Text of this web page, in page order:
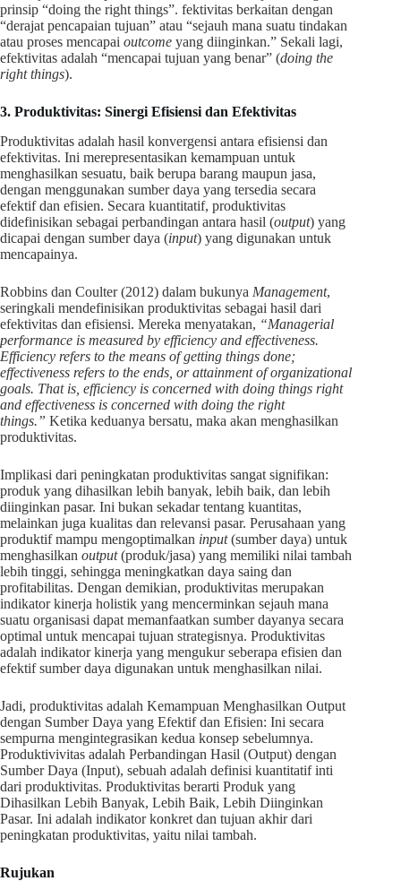
prinsip “doing the right things”. fektivitas berkaitan dengan
“derajat pencapaian tujuan” atau “sejauh mana suatu tindakan
atau proses mencapai outcome yang diinginkan.” Sekali lagi,
efektivitas adalah “mencapai tujuan yang benar” (doing the
right things).
3. Produktivitas: Sinergi Efisiensi dan Efektivitas
Produktivitas adalah hasil konvergensi antara efisiensi dan
efektivitas. Ini merepresentasikan kemampuan untuk
menghasilkan sesuatu, baik berupa barang maupun jasa,
dengan menggunakan sumber daya yang tersedia secara
efektif dan efisien. Secara kuantitatif, produktivitas
didefinisikan sebagai perbandingan antara hasil (output) yang
dicapai dengan sumber daya (input) yang digunakan untuk
mencapainya.
Robbins dan Coulter (2012) dalam bukunya Management,
seringkali mendefinisikan produktivitas sebagai hasil dari
efektivitas dan efisiensi. Mereka menyatakan, “Managerial
performance is measured by efficiency and effectiveness.
Efficiency refers to the means of getting things done;
effectiveness refers to the ends, or attainment of organizational
goals. That is, efficiency is concerned with doing things right
and effectiveness is concerned with doing the right
things.” Ketika keduanya bersatu, maka akan menghasilkan
produktivitas.
Implikasi dari peningkatan produktivitas sangat signifikan:
produk yang dihasilkan lebih banyak, lebih baik, dan lebih
diinginkan pasar. Ini bukan sekadar tentang kuantitas,
melainkan juga kualitas dan relevansi pasar. Perusahaan yang
produktif mampu mengoptimalkan input(sumber daya) untuk
menghasilkan output(produk/jasa) yang memiliki nilai tambah
lebih tinggi, sehingga meningkatkan daya saing dan
profitabilitas. Dengan demikian, produktivitas merupakan
indikator kinerja holistik yang mencerminkan sejauh mana
suatu organisasi dapat memanfaatkan sumber dayanya secara
optimal untuk mencapai tujuan strategisnya. Produktivitas
adalah indikator kinerja yang mengukur seberapa efisien dan
efektif sumber daya digunakan untuk menghasilkan nilai.
Jadi, produktivitas adalah Kemampuan Menghasilkan Output
dengan Sumber Daya yang Efektif dan Efisien: Ini secara
sempurna mengintegrasikan kedua konsep sebelumnya.
Produktivivitas adalah Perbandingan Hasil (Output) dengan
Sumber Daya (Input), sebuah adalah definisi kuantitatif inti
dari produktivitas. Produktivitas berarti Produk yang
Dihasilkan Lebih Banyak, Lebih Baik, Lebih Diinginkan
Pasar. Ini adalah indikator konkret dan tujuan akhir dari
peningkatan produktivitas, yaitu nilai tambah.
Rujukan